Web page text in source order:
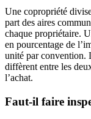
Une copropriété
part des aires
chaque propriétaire.
en pourcentage de
unité par convention.
diffèrent entre les
l’achat.
Faut-il faire